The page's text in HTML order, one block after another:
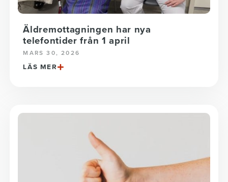
Äldremottagningen har nya
telefontider från 1 april
MARS 30, 2026
LÄS MER